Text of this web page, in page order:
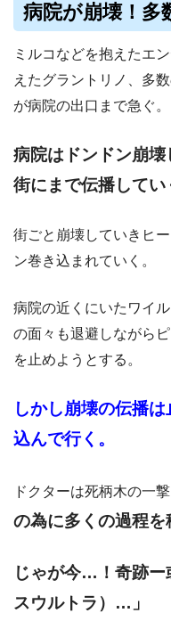
病院が崩壊！多
ミルコなどを抱えたエ
えたグラントリノ、多
が病院の出口まで急ぐ。
病院はドンドン崩
街にまで伝播してい
街ごと崩壊していきヒ
ン巻き込まれていく。
病院の近くにいたワイ
の面々も退避しながら
を止めようとする。
しかし崩壊の伝播
込んで行く。
ドクターは死柄木の一
の為に多くの過程
じゃが今…！奇跡
スウルトラ）…」